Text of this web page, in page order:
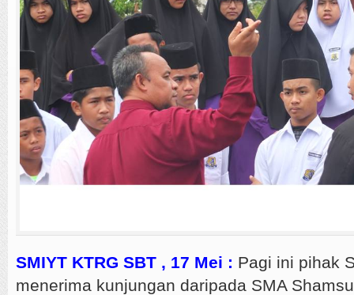
SMIYT KTRG SBT , 17 Mei : Pagi ini pihak
menerima kunjungan daripada SMA